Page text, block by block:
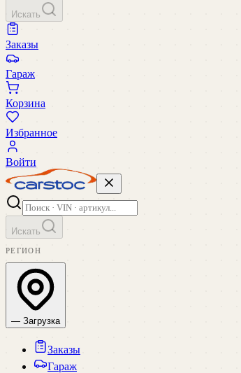
Искать
Заказы
Гараж
Корзина
Избранное
Войти
Искать
РЕГИОН
— Загрузка
Заказы
Гараж